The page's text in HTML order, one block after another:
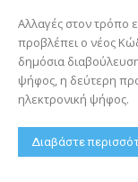
Αλλαγές στον τρόπο
προβλέπει ο νέος
δημόσια
ψήφος, η δεύτερη
ηλεκτρονική ψήφος.
Διαβάστε